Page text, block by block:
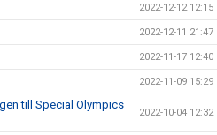
2022-12-12 12:15
2022-12-11 21:47
2022-11-17 12:40
2022-11-09 15:29
till Special Olympics
2022-10-04 12:32